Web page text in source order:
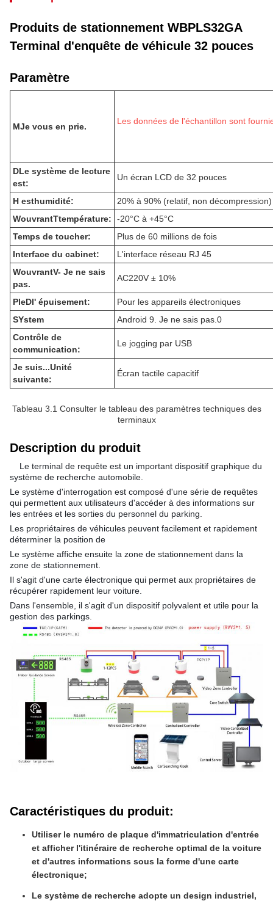
Produits de stationnement WBPLS32GA
Terminal d'enquête de véhicule 32 pouces
Paramètre
MJe vous en prie.
Les données de l'échantillon sont
DLe système de lecture
est:
Un écran LCD de 32 pouces
H esthumidité:
20% à 90% (relatif, non décompression)
WouvrantTtempérature:
-20°C à +45°C
Temps de toucher:
Plus de 60 millions de fois
Interface du cabinet:
L'interface réseau RJ 45
WouvrantV- Je ne sais
pas.
AC220V ± 10%
PleDl' épuisement:
Pour les appareils électroniques
SYstem
Android 9. Je ne sais pas.0
Contrôle de
communication:
Le jogging par USB
Je suis...Unité
suivante:
Écran tactile capacitif
Tableau 3.1 Consulter le tableau des paramètres techniques des
terminaux
Description du produit
Le terminal de requête est un important dispositif graphique du
système de recherche automobile.
Le système d'interrogation est composé d'une série de requêtes
qui permettent aux utilisateurs d'accéder à des informations sur
les entrées et les sorties du personnel du parking.
Les propriétaires de véhicules peuvent facilement et rapidement
déterminer la position de
Le système affiche ensuite la zone de stationnement dans la
zone de stationnement.
Il s'agit d'une carte électronique qui permet aux propriétaires de
récupérer rapidement leur voiture.
Dans l'ensemble, il s'agit d'un dispositif polyvalent et utile pour la
gestion des parkings.
Caractéristiques du produit:
Utiliser le numéro de plaque d'immatriculation d'entrée
et afficher l'itinéraire de recherche optimal de la voiture
et d'autres informations sous la forme d'une carte
électronique;
Le système de recherche adopte un design industriel,